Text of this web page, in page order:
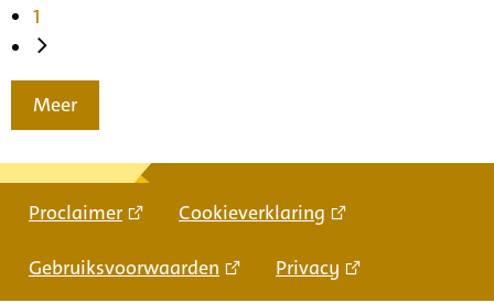
1
Meer
Proclaimer Cookieverklaring
Gebruiksvoorwaarden Privacy